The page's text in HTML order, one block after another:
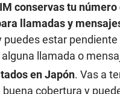
conservas tu
llamadas y
puedes estar
llamada o
en Japón. Vas a
buena cobertura y